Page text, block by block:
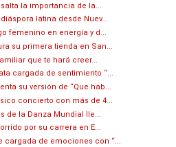
la importancia de la...
latina desde Nuev...
femenino en energía y d...
su primera tienda en San...
que te hará creer...
cargada de sentimiento “...
su versión de “Que hab...
concierto con más de 4...
de la Danza Mundial lle...
por su carrera en E...
cargada de emociones con “...